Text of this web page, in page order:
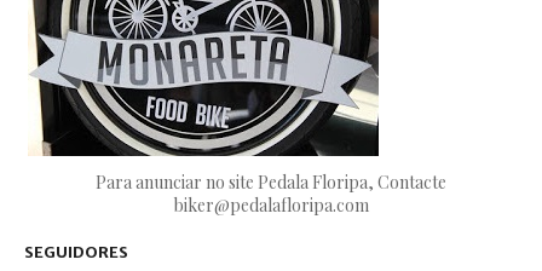
Para anunciar no site Pedala Floripa, Contacte
biker@pedalafloripa.com
SEGUIDORES